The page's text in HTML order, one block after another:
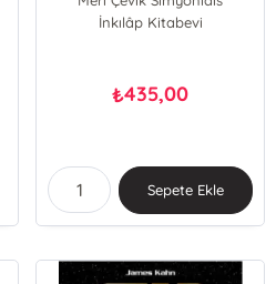
İnkılâp Kitabevi
₺435,00
Sepete Ekle